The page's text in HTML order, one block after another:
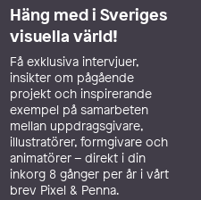
Häng med i Sveriges
visuella värld!
Få exklusiva intervjuer,
insikter om pågående
projekt och inspirerande
exempel på samarbeten
mellan uppdragsgivare,
illustratörer, formgivare och
animatörer – direkt i din
inkorg 8 gånger per år i vårt
brev Pixel & Penna.